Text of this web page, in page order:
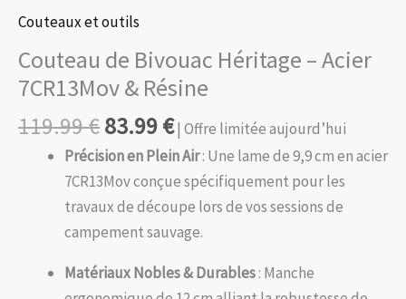
Couteaux et outils
Couteau de Bivouac Héritage – Acier
7CR13Mov & Résine
119.99€83.99€| Offre limitée aujourd’hui
Précision en Plein Air: Une lame de 9,9 cm en acier
7CR13Mov conçue spécifiquement pour les
travaux de découpe lors de vos sessions de
campement sauvage.
Matériaux Nobles & Durables: Manche